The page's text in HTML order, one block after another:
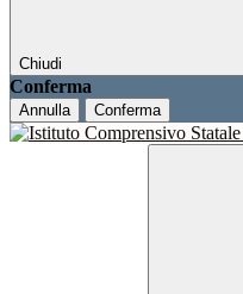
Chiudi
Conferma
Annulla Conferma